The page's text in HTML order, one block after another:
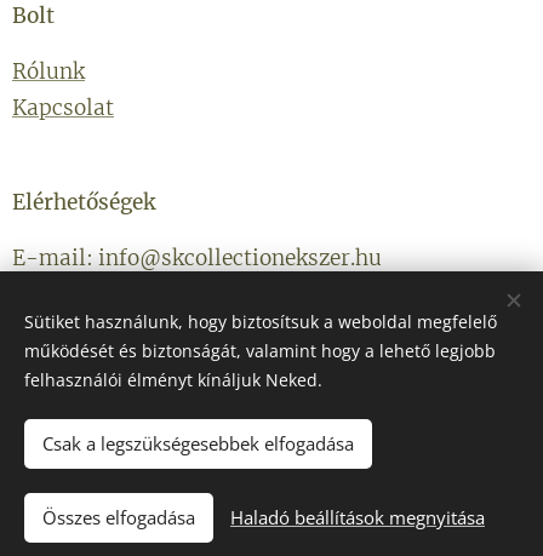
KOSÁRBA
Bolt
Rólunk
Kapcsolat
Elérhetőségek
E-mail: info@skcollectionekszer.hu
Az oldalt aWebnodeműködteti
Sütiket használunk, hogy biztosítsuk a weboldal megfelelő
működését és biztonságát, valamint hogy a lehető legjobb
felhasználói élményt kínáljuk Neked.
Csak a legszükségesebbek elfogadása
Összes elfogadása Haladó beállítások megnyitása